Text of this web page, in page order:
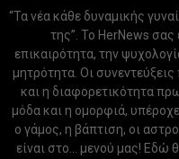
“Τα νέα κάθε δυναμικής
της”. Το HerNews σας
επικαιρότητα, την
μητρότητα. Οι
και η διαφορετικότητα
μόδα και η ομορφιά,
ο γάμος, η βάπτιση, οι
είναι στο... μενού μας! Εδώ